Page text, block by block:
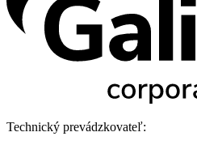
Technický prevádzkovateľ: